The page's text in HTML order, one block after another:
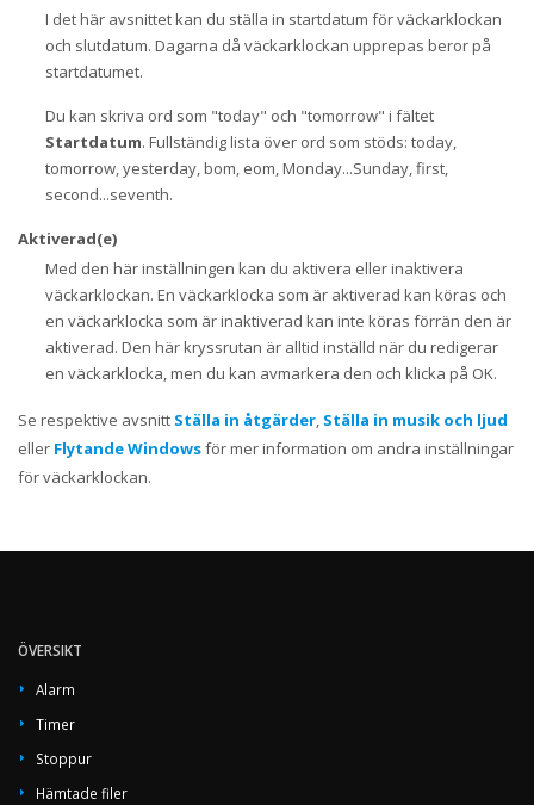
I det här avsnittet kan du ställa in startdatum för väckarklockan
och slutdatum. Dagarna då väckarklockan upprepas beror på
startdatumet.
Du kan skriva ord som "today" och "tomorrow" i fältet
Startdatum. Fullständig lista över ord som stöds: today,
tomorrow, yesterday, bom, eom, Monday...Sunday, first,
second...seventh.
Aktiverad(e)
Med den här inställningen kan du aktivera eller inaktivera
väckarklockan. En väckarklocka som är aktiverad kan köras och
en väckarklocka som är inaktiverad kan inte köras förrän den är
aktiverad. Den här kryssrutan är alltid inställd när du redigerar
en väckarklocka, men du kan avmarkera den och klicka på OK.
Se respektive avsnitt Ställa in åtgärder, Ställa in musik och ljud
eller Flytande Windowsför mer information om andra inställningar
för väckarklockan.
ÖVERSIKT
Alarm
Timer
Stoppur
Hämtade filer